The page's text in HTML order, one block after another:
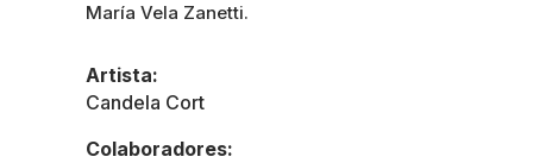
María Vela Zanetti.
Artista:
Candela Cort
Colaboradores: